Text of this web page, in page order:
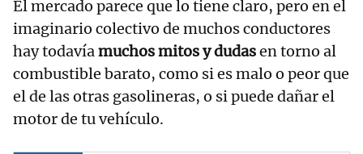
El mercado parece que lo tiene claro, pero en el
imaginario colectivo de muchos conductores
hay todavíamuchos mitos y dudasen torno al
combustible barato, como si es malo o peor que
el de las otras gasolineras, o si puede dañar el
motor de tu vehículo.